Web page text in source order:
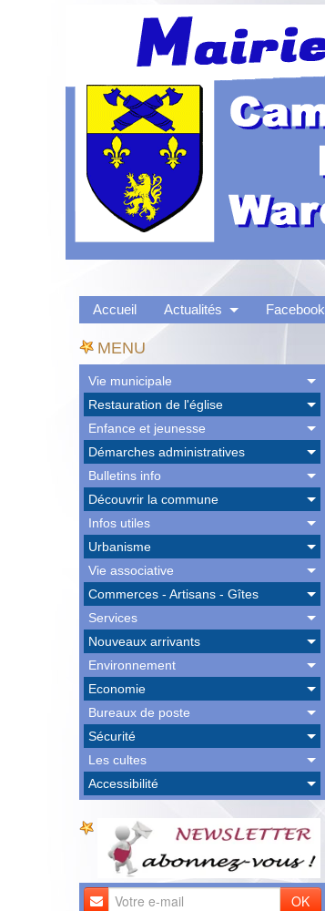
Accueil Actualités Facebook
MENU
Vie municipale
Restauration de l'église
Enfance et jeunesse
Démarches administratives
Bulletins info
Découvrir la commune
Infos utiles
Urbanisme
Vie associative
Commerces - Artisans - Gîtes
Services
Nouveaux arrivants
Environnement
Economie
Bureaux de poste
Sécurité
Les cultes
Accessibilité
OK